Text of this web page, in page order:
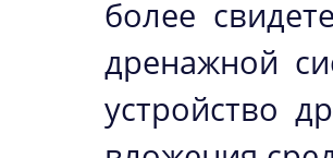
более
дренажной
устройство